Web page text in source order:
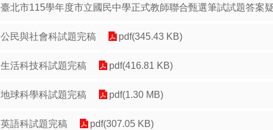
臺北市115學年度市立國民中學正式教師聯合甄選筆試試題答案
公民與社會科試題完稿 pdf(345.43 KB)
生活科技科試題完稿 pdf(416.81 KB)
地球科學科試題完稿 pdf(1.30 MB)
英語科試題完稿 pdf(307.05 KB)